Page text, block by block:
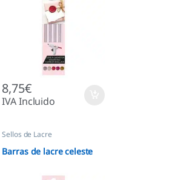
8,75€
IVA Incluido
Sellos de Lacre
Barras de lacre celeste